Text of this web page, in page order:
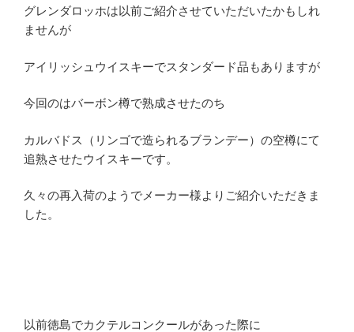
グレンダロッホは以前ご紹介させていただいたかもしれ
ませんが
アイリッシュウイスキーでスタンダード品もありますが
今回のはバーボン樽で熟成させたのち
カルバドス（リンゴで造られるブランデー）の空樽にて
追熟させたウイスキーです。
久々の再入荷のようでメーカー様よりご紹介いただきま
した。
以前徳島でカクテルコンクールがあった際に